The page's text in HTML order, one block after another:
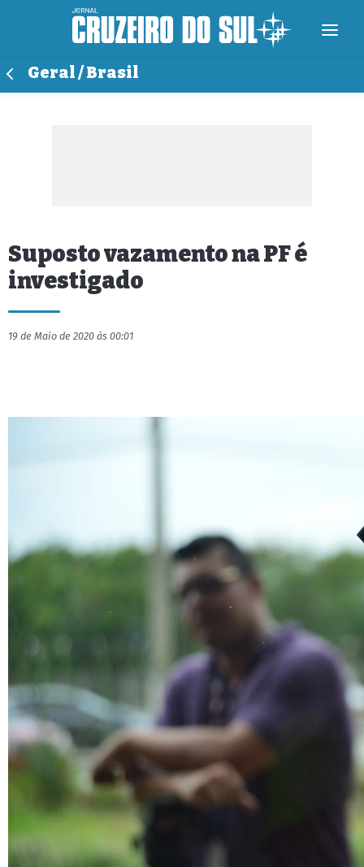
Geral / Brasil
Suposto vazamento na PF é
investigado
19 de Maio de 2020 às 00:01